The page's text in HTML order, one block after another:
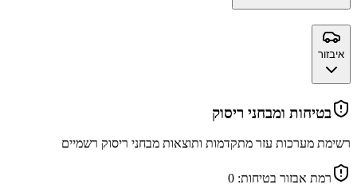
איבזור
בטיחות ומבחני ריסוק
רשימת מערכות עזר מתקדמות ותוצאות מבחני ריסוק רשמיים
רמת אבזור בטיחות: 0